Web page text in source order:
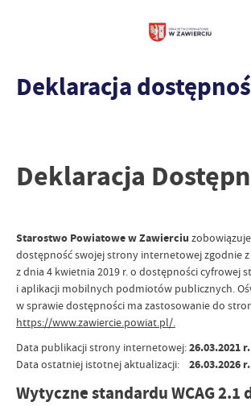
Deklaracja
Deklaracja
Starostwo Powiatowe w Zawierciu
dostępność swojej strony internetowej zgodnie
z dnia 4 kwietnia 2019 r. o dostępności cyfrowej
i aplikacji mobilnych podmiotów publicznych.
w sprawie dostępności ma zastosowanie do
https://www.zawiercie.powiat.pl/.
Data publikacji strony internetowej:26.03.2021 r.
Data ostatniej istotnej aktualizacji: 26.03.2026 r.
Wytyczne standardu WCAG 2.1